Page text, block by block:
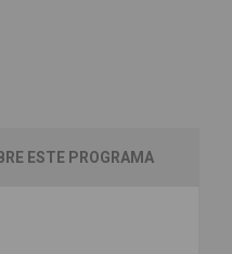
ESTE PROGRAMA